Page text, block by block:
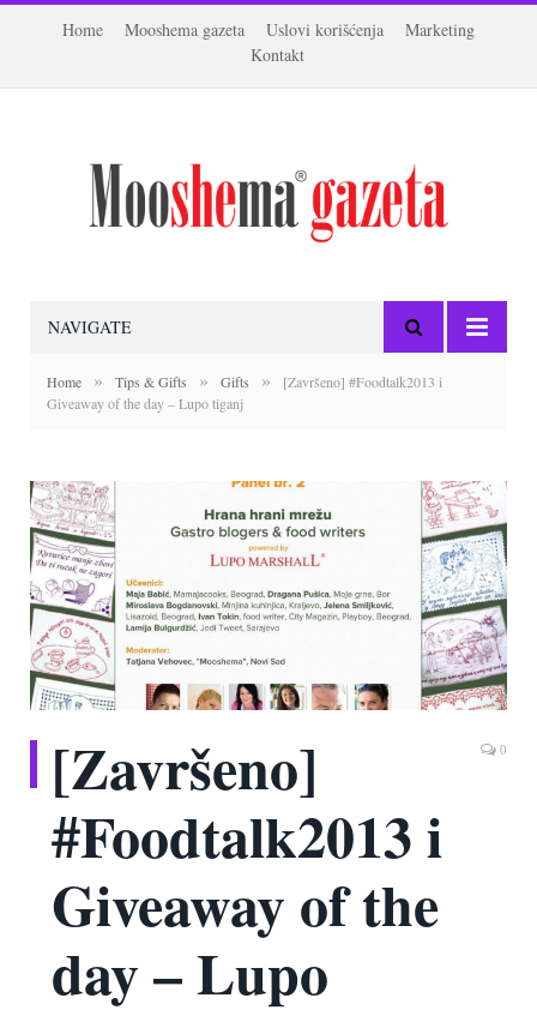
Home Mooshema gazeta Uslovi korišćenja
Marketing
Kontakt
NAVIGATE
Home » Tips & Gifts » Gifts »
[Završeno] #Foodtalk2013 i
Giveaway of the day – Lupo tiganj
[Završeno]
#Foodtalk2013 i
Giveaway of the
day – Lupo
0